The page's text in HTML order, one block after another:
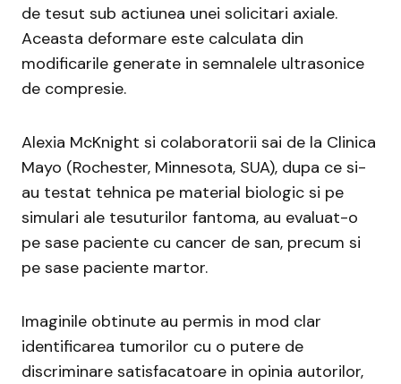
de tesut sub actiunea unei solicitari axiale.
Aceasta deformare este calculata din
modificarile generate in semnalele ultrasonice
de compresie.
Alexia McKnight si colaboratorii sai de la Clinica
Mayo (Rochester, Minnesota, SUA), dupa ce si-
au testat tehnica pe material biologic si pe
simulari ale tesuturilor fantoma, au evaluat-o
pe sase paciente cu cancer de san, precum si
pe sase paciente martor.
Imaginile obtinute au permis in mod clar
identificarea tumorilor cu o putere de
discriminare satisfacatoare in opinia autorilor,